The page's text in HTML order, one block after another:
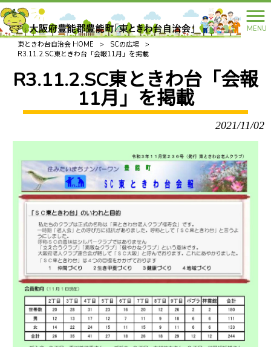
MENU
東ときわ台自治会 HOME
> SCの広場
>
R3.11.2.SC東ときわ台「会報11月」を掲載
R3.11.2.SC東ときわ台「会報
11月」を掲載
2021/11/02